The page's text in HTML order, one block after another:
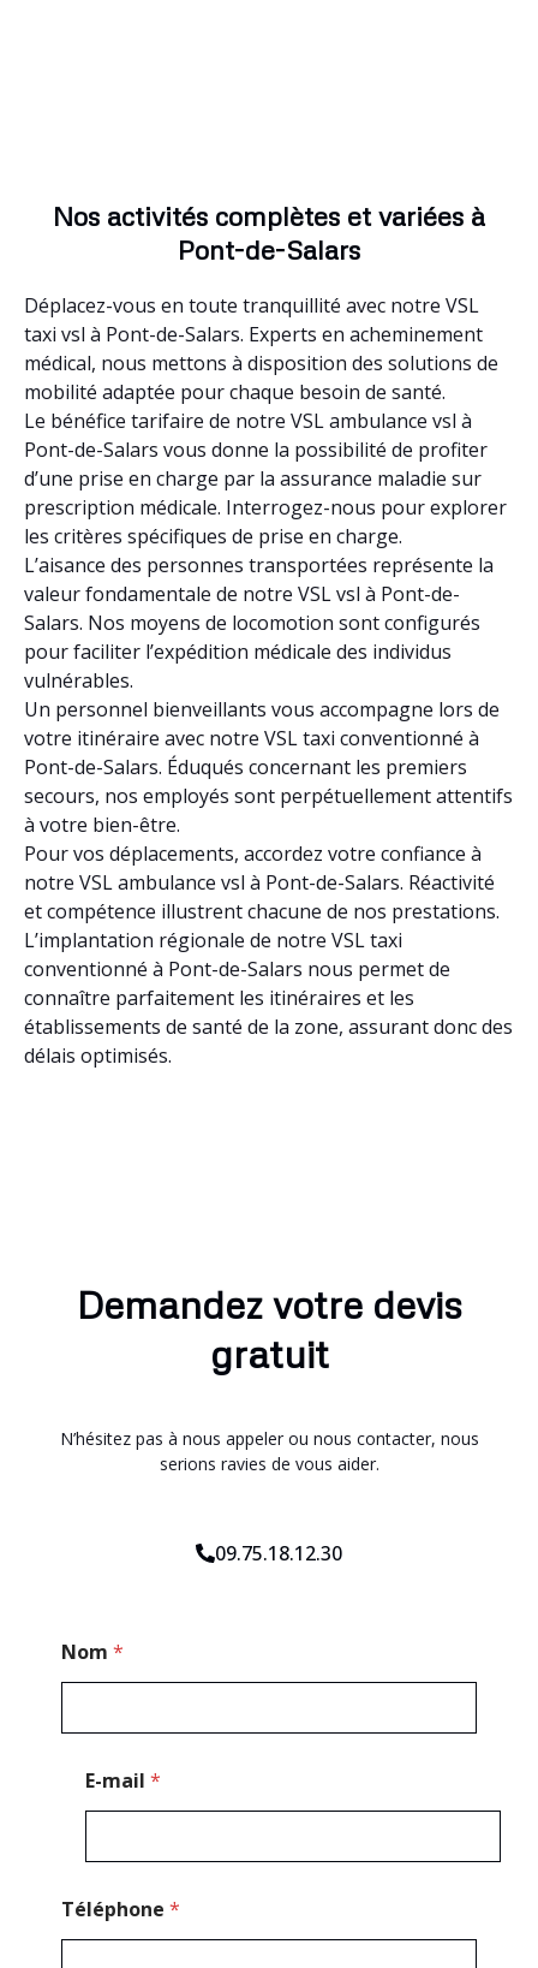
Nos activités complètes et variées à
Pont-de-Salars
Déplacez-vous en toute tranquillité avec notre VSL
taxi vsl à Pont-de-Salars. Experts en acheminement
médical, nous mettons à disposition des solutions de
mobilité adaptée pour chaque besoin de santé.
Le bénéfice tarifaire de notre VSL ambulance vsl à
Pont-de-Salars vous donne la possibilité de profiter
d’une prise en charge par la assurance maladie sur
prescription médicale. Interrogez-nous pour explorer
les critères spécifiques de prise en charge.
L’aisance des personnes transportées représente la
valeur fondamentale de notre VSL vsl à Pont-de-
Salars. Nos moyens de locomotion sont configurés
pour faciliter l’expédition médicale des individus
vulnérables.
Un personnel bienveillants vous accompagne lors de
votre itinéraire avec notre VSL taxi conventionné à
Pont-de-Salars. Éduqués concernant les premiers
secours, nos employés sont perpétuellement attentifs
à votre bien-être.
Pour vos déplacements, accordez votre confiance à
notre VSL ambulance vsl à Pont-de-Salars. Réactivité
et compétence illustrent chacune de nos prestations.
L’implantation régionale de notre VSL taxi
conventionné à Pont-de-Salars nous permet de
connaître parfaitement les itinéraires et les
établissements de santé de la zone, assurant donc des
délais optimisés.
Demandez votre devis
gratuit
N’hésitez pas à nous appeler ou nous contacter, nous
serions ravies de vous aider.
09.75.18.12.30
Nom *
E-mail *
Téléphone *